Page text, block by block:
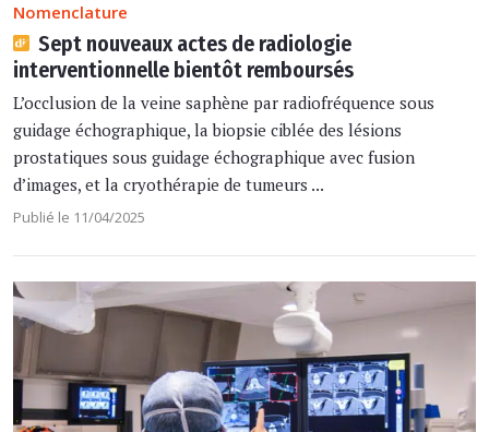
Nomenclature
Sept nouveaux actes de radiologie
interventionnelle bientôt remboursés
L’occlusion de la veine saphène par radiofréquence sous
guidage échographique, la biopsie ciblée des lésions
prostatiques sous guidage échographique avec fusion
d’images, et la cryothérapie de tumeurs ...
Publié le 11/04/2025